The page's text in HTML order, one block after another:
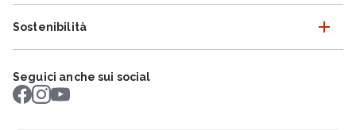
Sostenibilità
Seguici anche sui social